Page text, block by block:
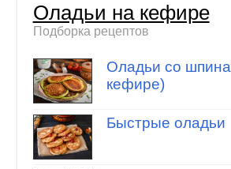
Оладьи на кефире
Подборка рецептов
Оладьи со
кефире)
Быстрые оладьи